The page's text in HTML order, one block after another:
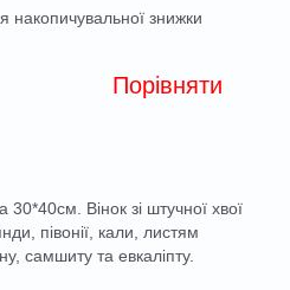
накопичувальної знижки
Порівняти
Вінок зі штучної хвої
півонії, кали, листям
самшиту та евкаліпту.